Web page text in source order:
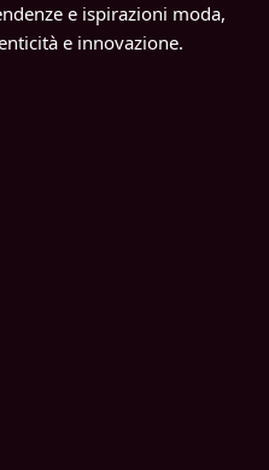
e ispirazioni moda,
e innovazione.